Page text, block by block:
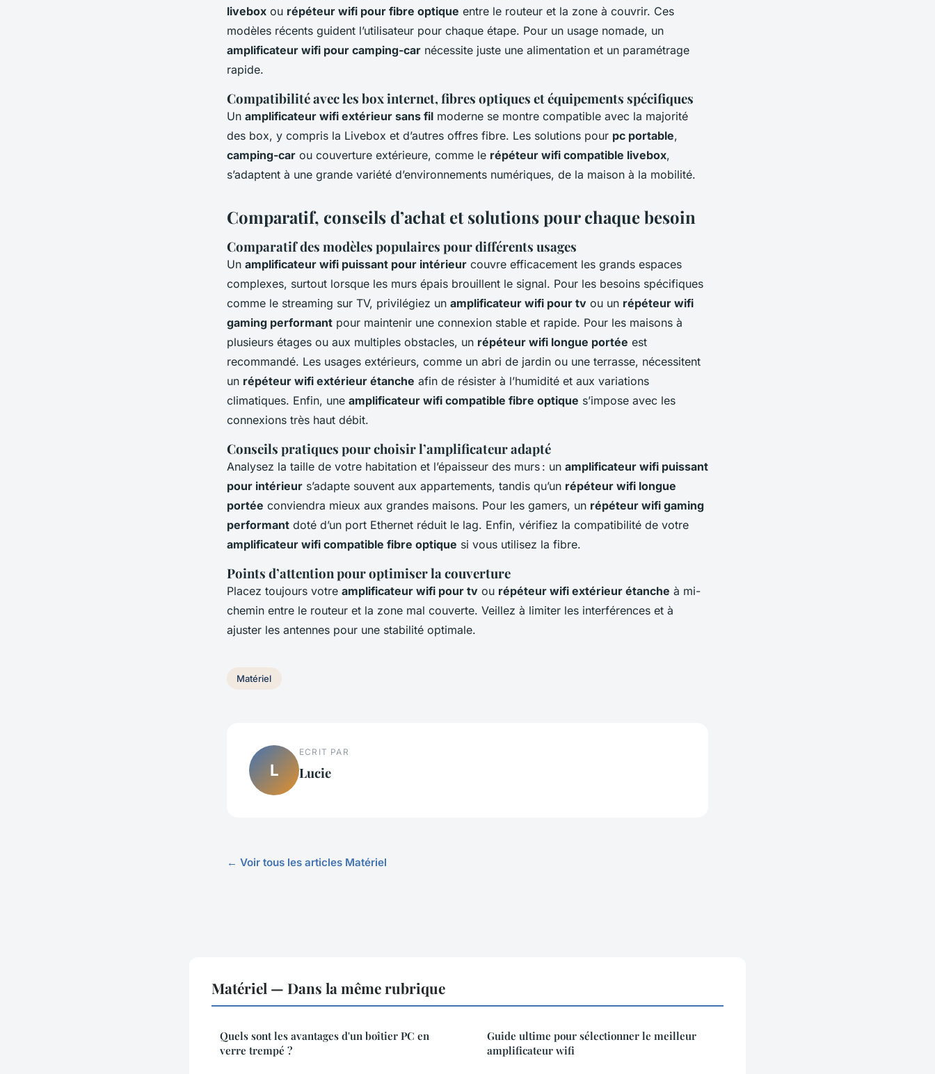
livebox ou répéteur wifi pour fibre optique entre le routeur et la zone à couvrir. Ces
modèles récents guident l’utilisateur pour chaque étape. Pour un usage nomade, un
amplificateur wifi pour camping-car nécessite juste une alimentation et un paramétrage
rapide.
Compatibilité avec les box internet, fibres optiques et équipements spécifiques
Un amplificateur wifi extérieur sans fil moderne se montre compatible avec la majorité
des box, y compris la Livebox et d’autres offres fibre. Les solutions pour pc portable,
camping-car ou couverture extérieure, comme le répéteur wifi compatible livebox,
s’adaptent à une grande variété d’environnements numériques, de la maison à la mobilité.
Comparatif, conseils d’achat et solutions pour chaque besoin
Comparatif des modèles populaires pour différents usages
Un amplificateur wifi puissant pour intérieur couvre efficacement les grands espaces
complexes, surtout lorsque les murs épais brouillent le signal. Pour les besoins spécifiques
comme le streaming sur TV, privilégiez un amplificateur wifi pour tv ou un répéteur wifi
gaming performant pour maintenir une connexion stable et rapide. Pour les maisons à
plusieurs étages ou aux multiples obstacles, un répéteur wifi longue portée est
recommandé. Les usages extérieurs, comme un abri de jardin ou une terrasse, nécessitent
un répéteur wifi extérieur étanche afin de résister à l’humidité et aux variations
climatiques. Enfin, une amplificateur wifi compatible fibre optique s’impose avec les
connexions très haut débit.
Conseils pratiques pour choisir l’amplificateur adapté
Analysez la taille de votre habitation et l’épaisseur des murs : un amplificateur wifi puissant
pour intérieur s’adapte souvent aux appartements, tandis qu’un répéteur wifi longue
portée conviendra mieux aux grandes maisons. Pour les gamers, un répéteur wifi gaming
performant doté d’un port Ethernet réduit le lag. Enfin, vérifiez la compatibilité de votre
amplificateur wifi compatible fibre optique si vous utilisez la fibre.
Points d’attention pour optimiser la couverture
Placez toujours votre amplificateur wifi pour tv ou répéteur wifi extérieur étanche à mi-
chemin entre le routeur et la zone mal couverte. Veillez à limiter les interférences et à
ajuster les antennes pour une stabilité optimale.
Matériel
L
ECRIT PAR
Lucie
← Voir tous les articles Matériel
Matériel — Dans la même rubrique
Quels sont les avantages d'un boîtier PC en
verre trempé ?
Guide ultime pour sélectionner le meilleur
amplificateur wifi